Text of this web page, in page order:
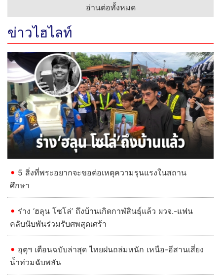
อ่านต่อทั้งหมด
ข่าวไฮไลท์
Previous Next
5 สิ่งที่พระอยากจะขอต่อเหตุความรุนแรงในสถาน
ศึกษา
ร่าง ‘ฮลุน โซโล่’ ถึงบ้านเกิดกาฬสินธุ์แล้ว ผวจ.-แฟน
คลับนับพันร่วมรับศพสุดเศร้า
อุตุฯ เตือนฉบับล่าสุด ไทยฝนถล่มหนัก เหนือ-อีสานเสี่ยง
น้ำท่วมฉับพลัน